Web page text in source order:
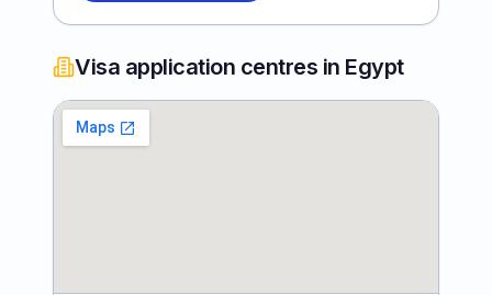
Visa application centres in Egypt